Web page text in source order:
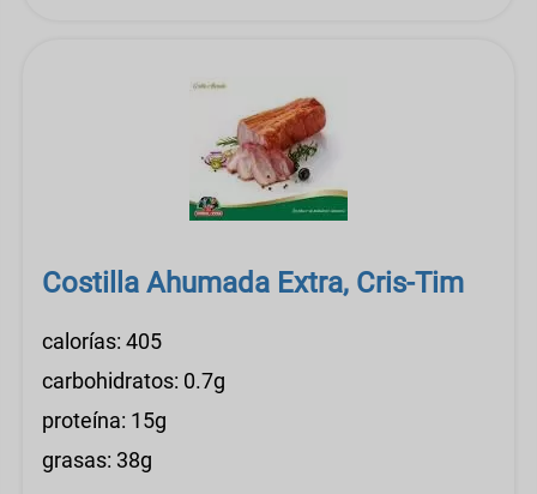
Costilla Ahumada Extra, Cris-Tim
calorías: 405
carbohidratos: 0.7g
proteína: 15g
grasas: 38g